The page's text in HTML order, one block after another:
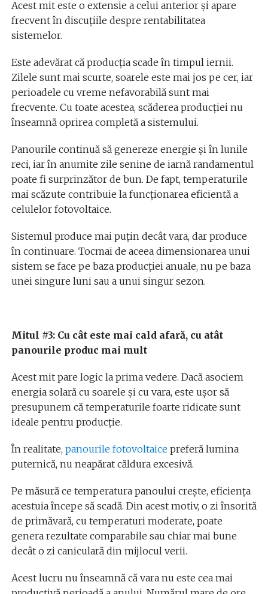
Acest mit este o extensie a celui anterior și apare
frecvent în discuțiile despre rentabilitatea
sistemelor.
Este adevărat că producția scade în timpul iernii.
Zilele sunt mai scurte, soarele este mai jos pe cer, iar
perioadele cu vreme nefavorabilă sunt mai
frecvente. Cu toate acestea, scăderea producției nu
înseamnă oprirea completă a sistemului.
Panourile continuă să genereze energie și în lunile
reci, iar în anumite zile senine de iarnă randamentul
poate fi surprinzător de bun. De fapt, temperaturile
mai scăzute contribuie la funcționarea eficientă a
celulelor fotovoltaice.
Sistemul produce mai puțin decât vara, dar produce
în continuare. Tocmai de aceea dimensionarea unui
sistem se face pe baza producției anuale, nu pe baza
unei singure luni sau a unui singur sezon.
Mitul #3: Cu cât este mai cald afară, cu atât
panourile produc mai mult
Acest mit pare logic la prima vedere. Dacă asociem
energia solară cu soarele și cu vara, este ușor să
presupunem că temperaturile foarte ridicate sunt
ideale pentru producție.
În realitate, panourile fotovoltaicepreferă lumina
puternică, nu neapărat căldura excesivă.
Pe măsură ce temperatura panoului crește, eficiența
acestuia începe să scadă. Din acest motiv, o zi însorită
de primăvară, cu temperaturi moderate, poate
genera rezultate comparabile sau chiar mai bune
decât o zi caniculară din mijlocul verii.
Acest lucru nu înseamnă că vara nu este cea mai